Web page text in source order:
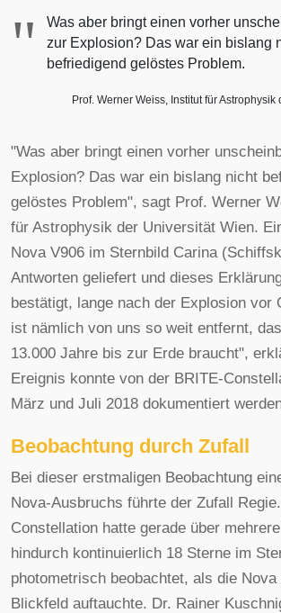
"
Was aber bringt einen vorher
zur Explosion? Das war ein bislang
befriedigend gelöstes Problem.
Prof. Werner Weiss, Institut für
"Was aber bringt einen vorher
Explosion? Das war ein bislang nicht
gelöstes Problem", sagt Prof. Werner
für Astrophysik der Universität Wien.
Nova V906 im Sternbild Carina
Antworten geliefert und dieses
bestätigt, lange nach der Explosion vor
ist nämlich von uns so weit entfernt,
13.000 Jahre bis zur Erde braucht",
Ereignis konnte von der BRITE-
März und Juli 2018 dokumentiert
Beobachtung durch Zufall
Bei dieser erstmaligen Beobachtung
Nova-Ausbruchs führte der Zufall
Constellation hatte gerade über
hindurch kontinuierlich 18 Sterne im
photometrisch beobachtet, als die
Blickfeld auftauchte. Dr. Rainer